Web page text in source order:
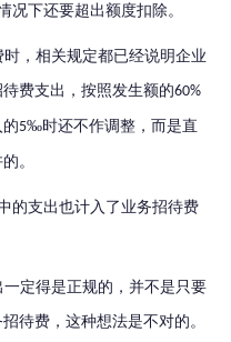
况下还要超出额度扣除。
，相关规定都已经说明企业
费支出，按照发生额的60%
5‰时还不作调整，而是直
。
的支出也计入了业务招待费
定得是正规的，并不是只要
待费，这种想法是不对的。